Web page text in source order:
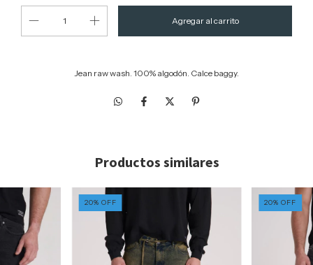
Jean raw wash. 100% algodón. Calce baggy.
Productos similares
20% OFF 20%OFF